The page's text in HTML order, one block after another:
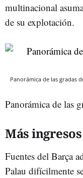
multinacional
de su explotación.
Panorámica de las gradas
Panorámica de las
Más ingresos
Fuentes del Barça
Palau difícilmente